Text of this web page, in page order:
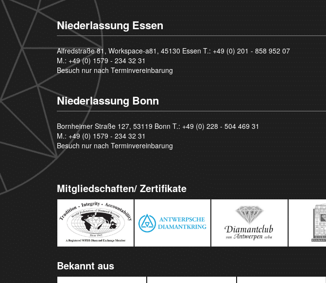
Niederlassung Essen
Alfredstraße 81, Workspace-a81, 45130 Essen T.: +49 (0) 201 - 858 952 07
M.: +49 (0) 1579 - 234 32 31
Besuch nur nach Terminvereinbarung
Niederlassung Bonn
Bornheimer Straße 127, 53119 Bonn T.: +49 (0) 228 - 504 469 31
M.: +49 (0) 1579 - 234 32 31
Besuch nur nach Terminvereinbarung
Mitgliedschaften/ Zertifikate
Bekannt aus